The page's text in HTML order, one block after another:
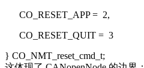
CO_RESET_APP = 2,
CO_RESET_QUIT = 3
} CO_NMT_reset_cmd_t;